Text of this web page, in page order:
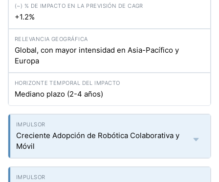
+1.2%
Global, con mayor intensidad en Asia-Pacífico y
Europa
Mediano plazo (2-4 años)
Creciente Adopción de Robótica Colaborativa y
Móvil